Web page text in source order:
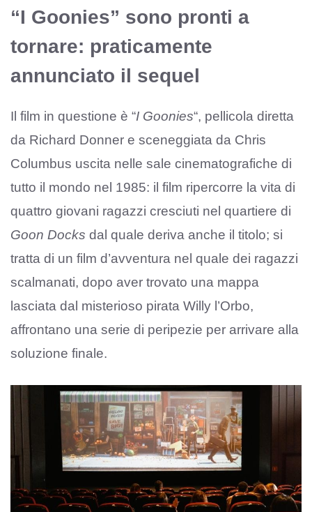
“I Goonies” sono pronti a
tornare: praticamente
annunciato il sequel
Il film in questione è “I Goonies“, pellicola diretta
da Richard Donner e sceneggiata da Chris
Columbus uscita nelle sale cinematografiche di
tutto il mondo nel 1985: il film ripercorre la vita di
quattro giovani ragazzi cresciuti nel quartiere di
Goon Docks dal quale deriva anche il titolo; si
tratta di un film d’avventura nel quale dei ragazzi
scalmanati, dopo aver trovato una mappa
lasciata dal misterioso pirata Willy l’Orbo,
affrontano una serie di peripezie per arrivare alla
soluzione finale.